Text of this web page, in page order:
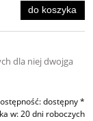
do koszyka
dla niej dwojga
dostępny *
w:20 dni roboczych